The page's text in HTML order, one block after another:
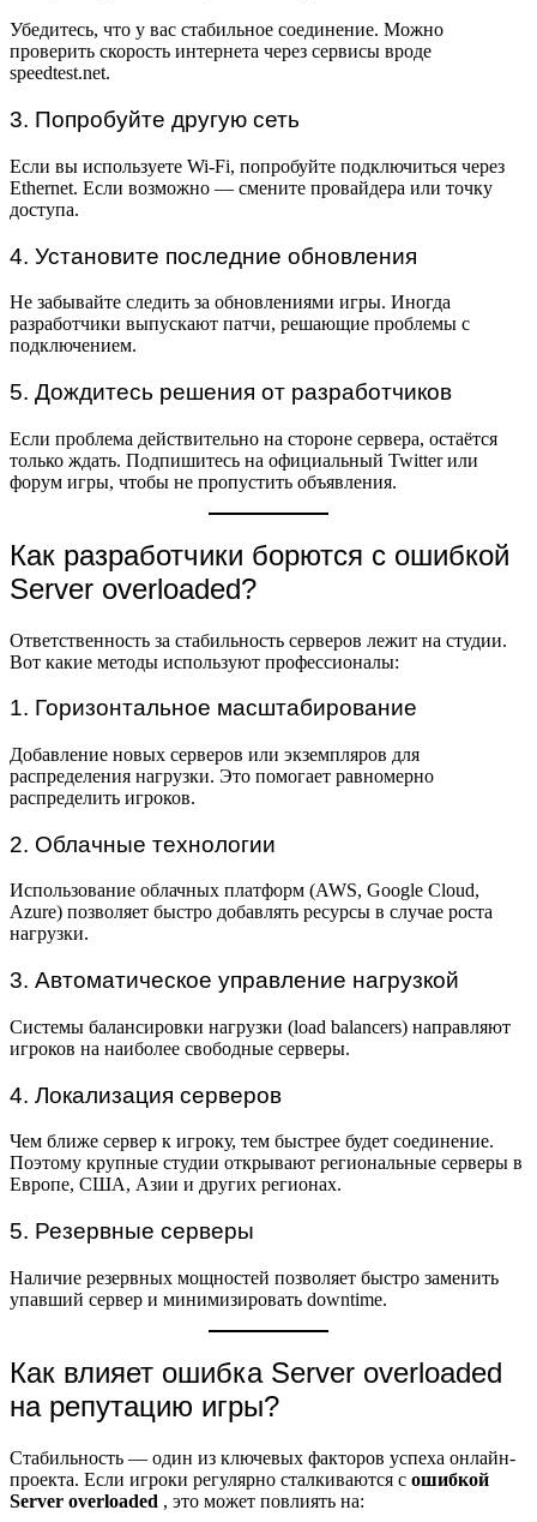
Убедитесь, что у вас стабильное соединение. Можно
проверить скорость интернета через сервисы вроде
speedtest.net.
3. Попробуйте другую сеть
Если вы используете Wi-Fi, попробуйте подключиться через
Ethernet. Если возможно — смените провайдера или точку
доступа.
4. Установите последние обновления
Не забывайте следить за обновлениями игры. Иногда
разработчики выпускают патчи, решающие проблемы с
подключением.
5. Дождитесь решения от разработчиков
Если проблема действительно на стороне сервера, остаётся
только ждать. Подпишитесь на официальный Twitter или
форум игры, чтобы не пропустить объявления.
Как разработчики борются с ошибкой
Server overloaded?
Ответственность за стабильность серверов лежит на студии.
Вот какие методы используют профессионалы:
1. Горизонтальное масштабирование
Добавление новых серверов или экземпляров для
распределения нагрузки. Это помогает равномерно
распределить игроков.
2. Облачные технологии
Использование облачных платформ (AWS, Google Cloud,
Azure) позволяет быстро добавлять ресурсы в случае роста
нагрузки.
3. Автоматическое управление нагрузкой
Системы балансировки нагрузки (load balancers) направляют
игроков на наиболее свободные серверы.
4. Локализация серверов
Чем ближе сервер к игроку, тем быстрее будет соединение.
Поэтому крупные студии открывают региональные серверы в
Европе, США, Азии и других регионах.
5. Резервные серверы
Наличие резервных мощностей позволяет быстро заменить
упавший сервер и минимизировать downtime.
Как влияет ошибка Server overloaded
на репутацию игры?
Стабильность — один из ключевых факторов успеха онлайн-
проекта. Если игроки регулярно сталкиваются с ошибкой
Server overloaded , это может повлиять на: